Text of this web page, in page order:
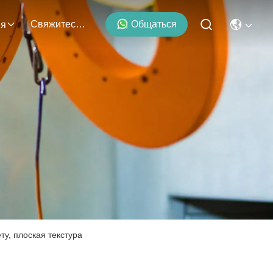
Свяжитесь С Нами Общаться
плоская текстура